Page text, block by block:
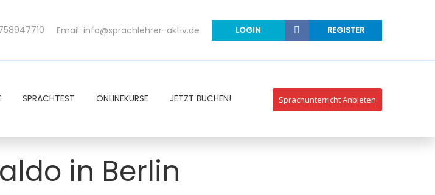
LOGIN REGISTER
Email: info@sprachlehrer-aktiv.de
SPRACHTEST ONLINEKURSE JETZT BUCHEN! Sprachunterricht Anbieten
in Berlin